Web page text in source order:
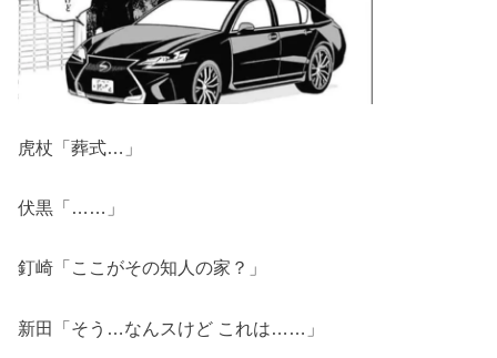
虎杖「葬式…」
伏黒「……」
釘崎「ここがその知人の家？」
新田「そう…なんスけど これは……」